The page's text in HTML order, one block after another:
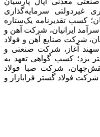
سرمایه‌گذاری
کسب تقدیرنامه یک‌ستاره
ایرانیان، شرکت آهن و
شرکت صنایع آهن و فولاد
آغاز، شرکت صنعتی و
یزد؛ کسب گواهی تعهد به
شرکت صبا فولاد
فولاد گستر فرابازار و